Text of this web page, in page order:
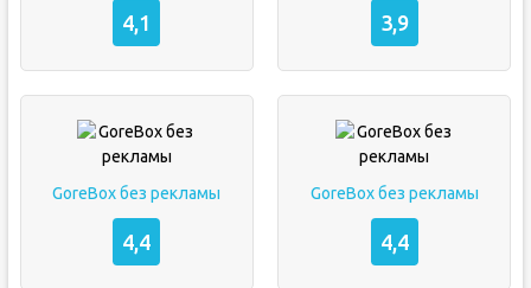
4,1 3,9
GoreBox без рекламы
4,4
GoreBox без рекламы
4,4